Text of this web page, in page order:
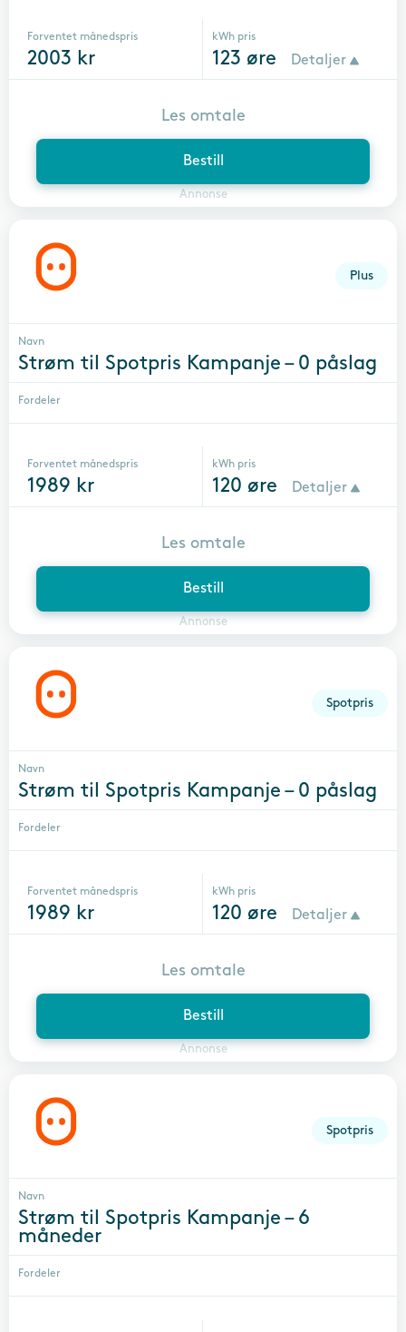
Forventet månedspris
2003 kr
kWh pris
123 øre Detaljer
Bestill
Annonse
Les omtale
Plus
Navn
Strøm til Spotpris Kampanje – 0 påslag
Fordeler
Forventet månedspris
1989 kr
kWh pris
120 øre Detaljer
Bestill
Annonse
Les omtale
Spotpris
Navn
Strøm til Spotpris Kampanje – 0 påslag
Fordeler
Forventet månedspris
1989 kr
kWh pris
120 øre Detaljer
Bestill
Annonse
Les omtale
Spotpris
Navn
Strøm til Spotpris Kampanje – 6
måneder
Fordeler